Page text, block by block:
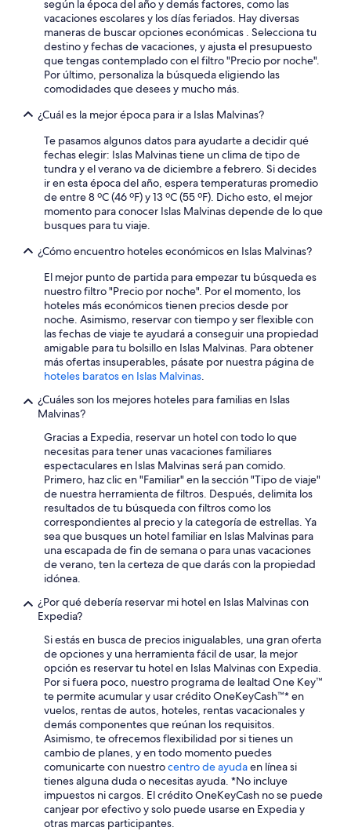
según la época del año y demás factores, como las
vacaciones escolares y los días feriados. Hay diversas
maneras de buscar opciones económicas . Selecciona tu
destino y fechas de vacaciones, y ajusta el presupuesto
que tengas contemplado con el filtro "Precio por noche".
Por último, personaliza la búsqueda eligiendo las
comodidades que desees y mucho más.
¿Cuál es la mejor época para ir a Islas Malvinas?
Te pasamos algunos datos para ayudarte a decidir qué
fechas elegir: Islas Malvinas tiene un clima de tipo de
tundra y el verano va de diciembre a febrero. Si decides
ir en esta época del año, espera temperaturas promedio
de entre 8 ºC (46 ºF) y 13 ºC (55 ºF). Dicho esto, el mejor
momento para conocer Islas Malvinas depende de lo que
busques para tu viaje.
¿Cómo encuentro hoteles económicos en Islas Malvinas?
El mejor punto de partida para empezar tu búsqueda es
nuestro filtro "Precio por noche". Por el momento, los
hoteles más económicos tienen precios desde por
noche. Asimismo, reservar con tiempo y ser flexible con
las fechas de viaje te ayudará a conseguir una propiedad
amigable para tu bolsillo en Islas Malvinas. Para obtener
más ofertas insuperables, pásate por nuestra página de
hoteles baratos en Islas Malvinas
¿Cuáles son los mejores hoteles para familias en Islas
Malvinas?
Gracias a Expedia, reservar un hotel con todo lo que
necesitas para tener unas vacaciones familiares
espectaculares en Islas Malvinas será pan comido.
Primero, haz clic en "Familiar" en la sección "Tipo de viaje"
de nuestra herramienta de filtros. Después, delimita los
resultados de tu búsqueda con filtros como los
correspondientes al precio y la categoría de estrellas. Ya
sea que busques un hotel familiar en Islas Malvinas para
una escapada de fin de semana o para unas vacaciones
de verano, ten la certeza de que darás con la propiedad
idónea.
¿Por qué debería reservar mi hotel en Islas Malvinas con
Expedia?
Si estás en busca de precios inigualables, una gran oferta
de opciones y una herramienta fácil de usar, la mejor
opción es reservar tu hotel en Islas Malvinas con Expedia.
Por si fuera poco, nuestro programa de lealtad One Key™
te permite acumular y usar crédito OneKeyCash™* en
vuelos, rentas de autos, hoteles, rentas vacacionales y
demás componentes que reúnan los requisitos.
Asimismo, te ofrecemos flexibilidad por si tienes un
cambio de planes, y en todo momento puedes
comunicarte con nuestrocentro de ayudaen línea si
tienes alguna duda o necesitas ayuda. *No incluye
impuestos ni cargos. El crédito OneKeyCash no se puede
canjear por efectivo y solo puede usarse en Expedia y
otras marcas participantes.